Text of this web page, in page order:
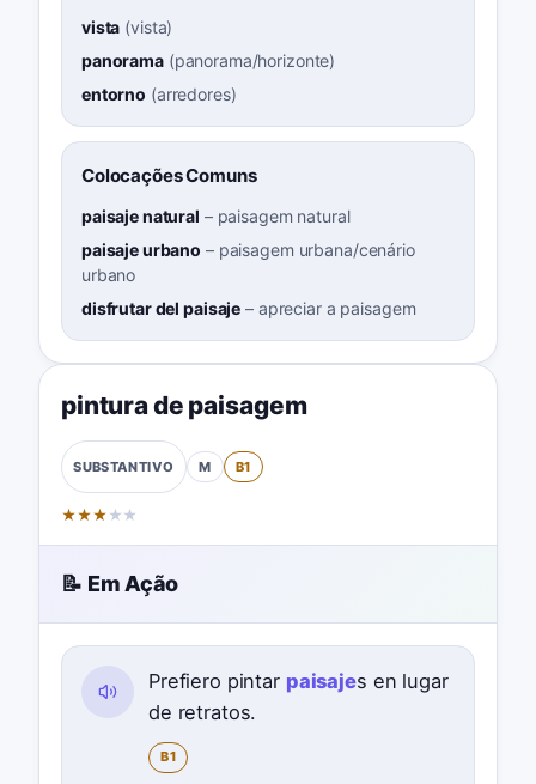
vista (vista)
panorama(panorama/horizonte)
entorno (arredores)
Colocações Comuns
paisaje natural – paisagem natural
paisaje urbano – paisagem urbana/cenário
urbano
disfrutar del paisaje – apreciar a paisagem
pintura de paisagem
SUBSTANTIVO M B1
★★★ ★ ★
📝 Em Ação
Prefiero pintar paisajes en lugar
de retratos.
B1